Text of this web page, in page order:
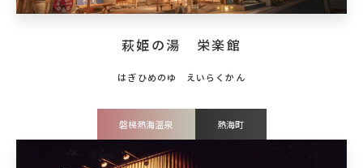
萩姫の湯 栄楽館
磐梯熱海温泉 熱海町